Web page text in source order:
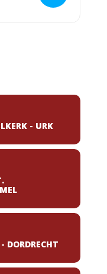
- URK
DORDRECHT